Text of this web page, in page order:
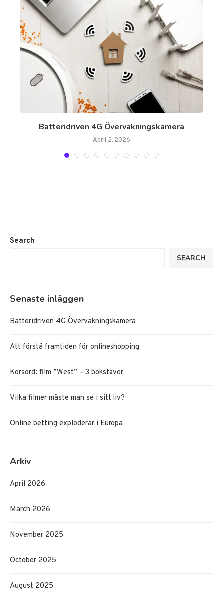
Batteridriven 4G Övervakningskamera
April 2, 2026
Search
SEARCH
Senaste inläggen
Batteridriven 4G Övervakningskamera
Att förstå framtiden för onlineshopping
Korsord: film ”West” – 3 bokstäver
Vilka filmer måste man se i sitt liv?
Online betting exploderar i Europa
Arkiv
April 2026
March 2026
November 2025
October 2025
August 2025